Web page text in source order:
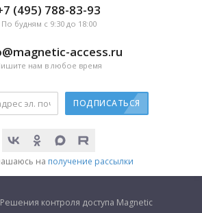
(495) 788-83-93
По будням с 9:30 до 18:00
access.ru
нам в любое время
ПОДПИСАТЬСЯ
на получение рассылки
контроля доступа Magnetic